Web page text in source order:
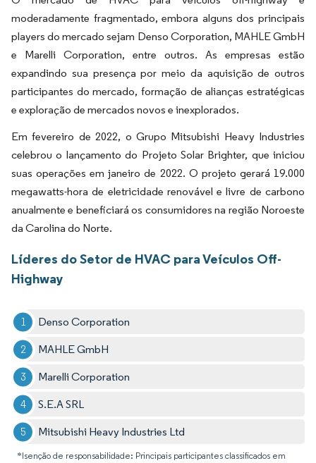
moderadamente fragmentado, embora alguns dos principais
players do mercado sejam Denso Corporation, MAHLE GmbH
e Marelli Corporation, entre outros. As empresas estão
expandindo sua presença por meio da aquisição de outros
participantes do mercado, formação de alianças estratégicas
e exploração de mercados novos e inexplorados.
Em fevereiro de 2022, o Grupo Mitsubishi Heavy Industries
celebrou o lançamento do Projeto Solar Brighter, que iniciou
suas operações em janeiro de 2022. O projeto gerará 19.000
megawatts-hora de eletricidade renovável e livre de carbono
anualmente e beneficiará os consumidores na região Noroeste
da Carolina do Norte.
Líderes do Setor de HVAC para Veículos Off-
Highway
Denso Corporation
MAHLE GmbH
Marelli Corporation
S.E.A SRL
Mitsubishi Heavy Industries Ltd
*Isenção de responsabilidade: Principais participantes classificados em